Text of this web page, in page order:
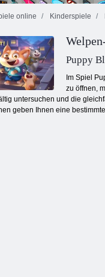
Schmetterlings Kyodai
online Kinderspiele
Puppy
Im Spiel
zu öffnen,
untersuchen und die
geben Ihnen eine